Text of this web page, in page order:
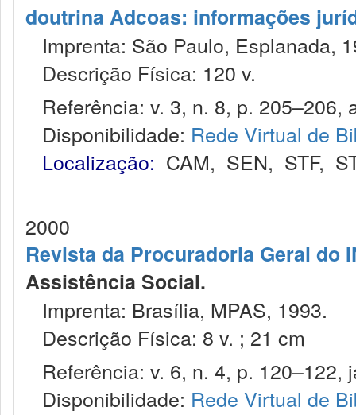
doutrina Adcoas: informações
Imprenta: São Paulo, Esplanada,
Descrição Física: 120 v.
Referência: v. 3, n. 8, p. 205–206,
Disponibilidade: Rede Virtual de
Localização: CAM, SEN, STF,
2000
Revista da Procuradoria Geral do
Assistência Social.
Imprenta: Brasília, MPAS, 1993.
Descrição Física: 8 v. ; 21 cm
Referência: v. 6, n. 4, p. 120–122,
Disponibilidade: Rede Virtual de